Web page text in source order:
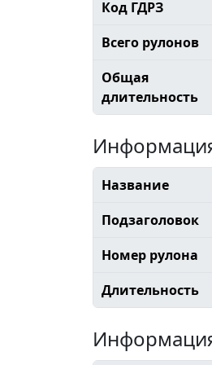
Код ГДРЗ
Всего рулонов
Общая
длительность
Название
Подзаголовок
Номер рулона
Длительность